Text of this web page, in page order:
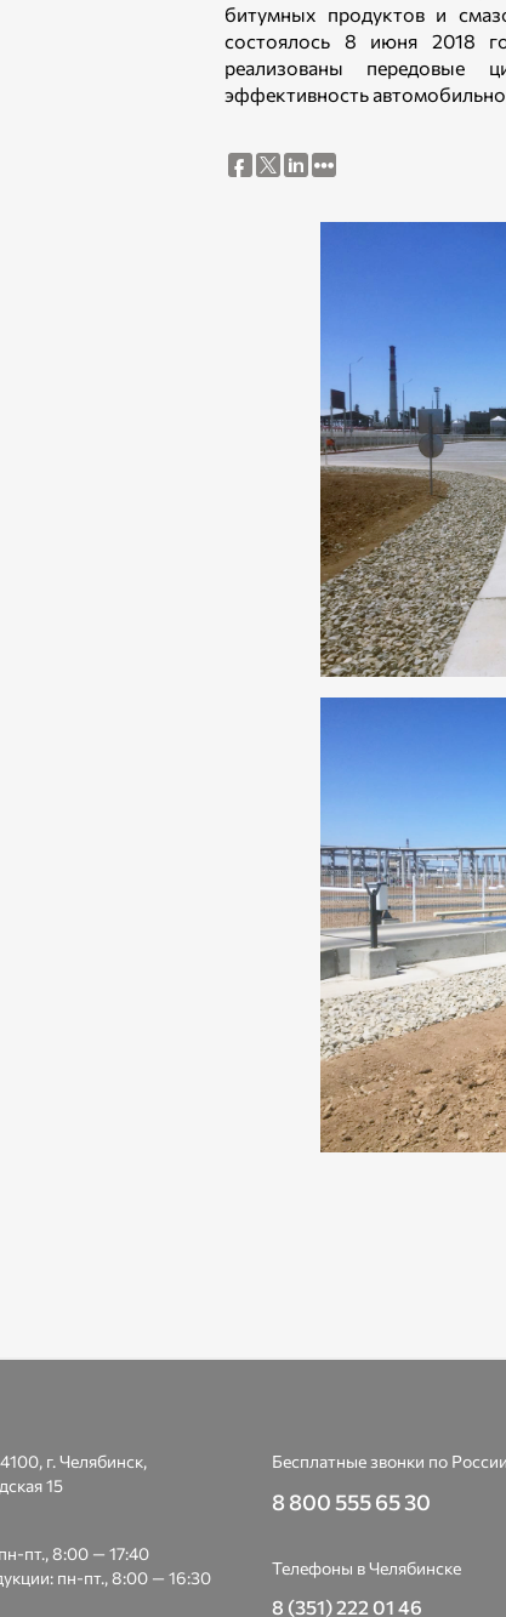
битумных продуктов и
состоялось 8 июня 2018
реализованы передовые
эффективность
г. Челябинск,
15
пт., 8:00 — 17:40
пн-пт., 8:00 — 16:30
Бесплатные звонки по России
8 800 555 65 30
Телефоны в Челябинске
8 (351) 222 01 46